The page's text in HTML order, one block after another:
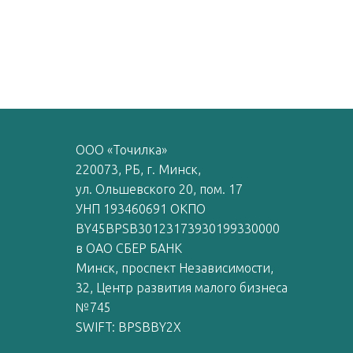
ООО «Точилка»
220073, РБ, г. Минск,
ул. Ольшевского 20, пом. 17
УНП 193460691 ОКПО
BY45BPSB30123173930199330000
в ОАО СБЕР БАНК
Минск, проспект Независимости,
32, Центр развития малого бизнеса
№745
SWIFT: BPSBBY2X